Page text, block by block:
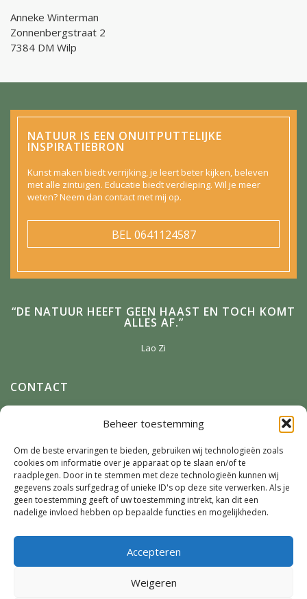
Beheer toestemming
Om de beste ervaringen te bieden, gebruiken wij technologieën zoals
cookies om informatie over je apparaat op te slaan en/of te
raadplegen. Door in te stemmen met deze technologieën kunnen wij
gegevens zoals surfgedrag of unieke ID's op deze site verwerken. Als je
geen toestemming geeft of uw toestemming intrekt, kan dit een
nadelige invloed hebben op bepaalde functies en mogelijkheden.
Accepteren
Weigeren
Anneke Winterman
Zonnenbergstraat 2
7384 DM Wilp
NATUUR IS EEN ONUITPUTTELIJKE
INSPIRATIEBRON
Kunst maken biedt verrijking, je leert beter kijken, beleven
met alle zintuigen. Educatie biedt verdieping. Wil je meer
weten? Neem dan contact met mij op.
BEL0641124587
“DE NATUUR HEEFT GEEN HAAST EN TOCH KOMT
ALLES AF.”
Lao Zi
CONTACT
E-mail:Winterman.kunstnatuur@live.nl
Telefoon:0641124587
SOCIAL MEDIA